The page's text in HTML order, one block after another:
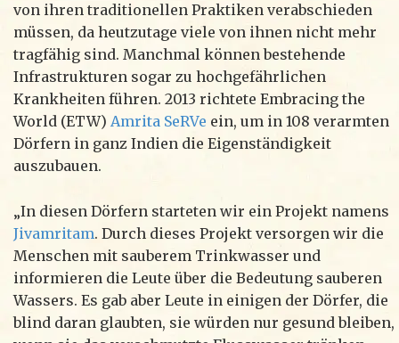
von ihren traditionellen Praktiken verabschieden
müssen, da heutzutage viele von ihnen nicht mehr
tragfähig sind. Manchmal können bestehende
Infrastrukturen sogar zu hochgefährlichen
Krankheiten führen. 2013 richtete Embracing the
World (ETW) Amrita SeRVe ein, um in 108 verarmten
Dörfern in ganz Indien die Eigenständigkeit
auszubauen.
„In diesen Dörfern starteten wir ein Projekt namens
Jivamritam. Durch dieses Projekt versorgen wir die
Menschen mit sauberem Trinkwasser und
informieren die Leute über die Bedeutung sauberen
Wassers. Es gab aber Leute in einigen der Dörfer, die
blind daran glaubten, sie würden nur gesund bleiben,